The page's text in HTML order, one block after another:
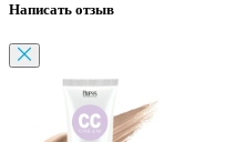
Написать отзыв